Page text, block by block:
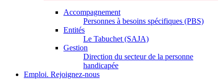
Accompagnement
Personnes à besoins spécifiques (PBS)
Entités
Le Tabuchet (SAJA)
Gestion
Direction du secteur de la personne
handicapée
Emploi. Rejoignez-nous